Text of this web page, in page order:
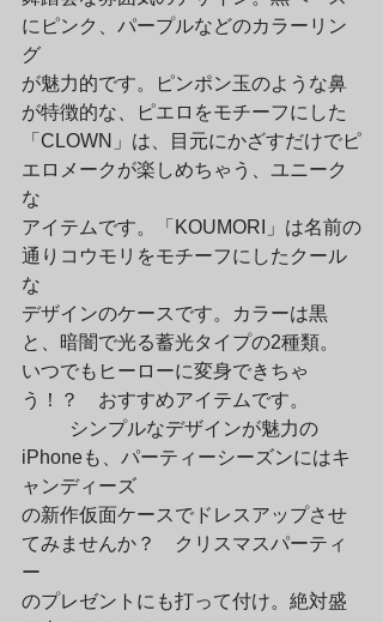
にピンク、パープルなどのカラーリン
グ
が魅力的です。ピンポン玉のような鼻
が特徴的な、ピエロをモチーフにした
「CLOWN」は、目元にかざすだけでピ
エロメークが楽しめちゃう、ユニーク
な
アイテムです。「KOUMORI」は名前の
通りコウモリをモチーフにしたクール
な
デザインのケースです。カラーは黒
と、暗闇で光る蓄光タイプの2種類。
いつでもヒーローに変身できちゃ
う！？　おすすめアイテムです。
iPhoneも、パーティーシーズンにはキ
ャンディーズ
の新作仮面ケースでドレスアップさせ
てみませんか？　クリスマスパーティ
ー
のプレゼントにも打って付け。絶対盛